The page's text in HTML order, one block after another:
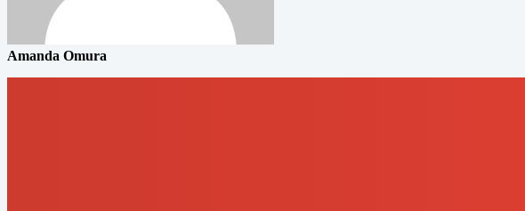
Amanda Omura